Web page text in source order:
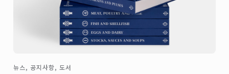
뉴스, 공지사항, 도서